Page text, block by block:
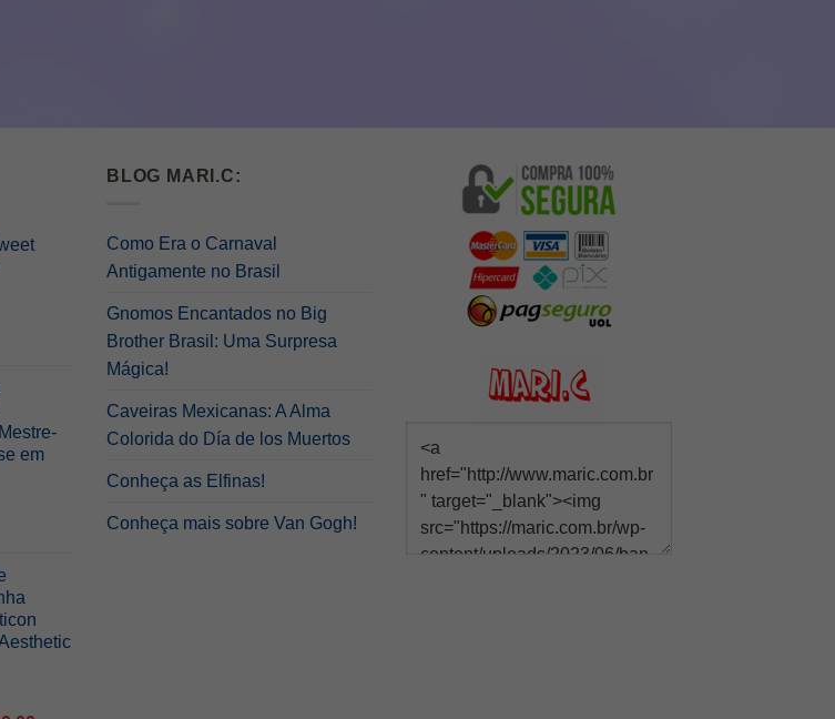
em
BLOG MARI.C:
Como Era o Carnaval
Antigamente no Brasil
Gnomos Encantados no Big
Brother Brasil: Uma Surpresa
Mágica!
Caveiras Mexicanas: A Alma
Colorida do Día de los Muertos
Conheça as Elfinas!
Conheça mais sobre Van Gogh!